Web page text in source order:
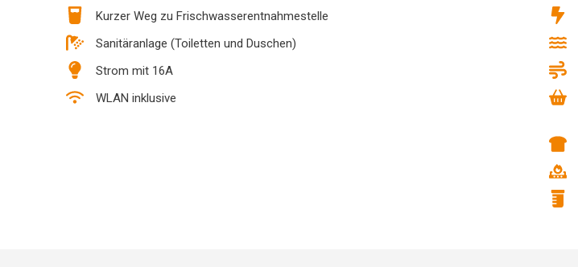
Kurzer Weg zu Frischwasserentnahmestelle
Sanitäranlage (Toiletten und Duschen)
Strom mit 16A
WLAN inklusive